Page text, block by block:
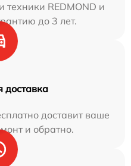
техники REDMOND и
до 3 лет.
доставка
доставит ваше
и обратно.